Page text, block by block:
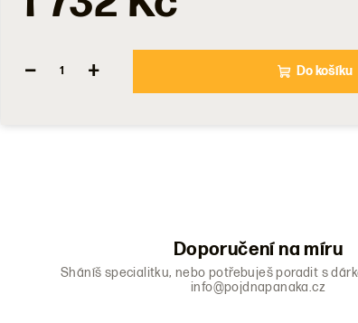
+
− Do košíku
Doporučení na míru
Sháníš specialitku, nebo potřebuješ poradit s
info@pojdnapanaka.cz